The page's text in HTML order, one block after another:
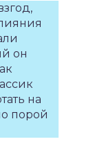
он
на
порой